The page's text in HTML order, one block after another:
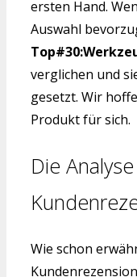
ersten Hand.
Auswahl
verglichen und
gesetzt. Wir
Produkt für sich.
Die
Wie schon